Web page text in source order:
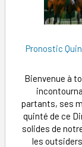
Pronostic
Bienvenue à
partants, ses
quinté de ce
solides de
les